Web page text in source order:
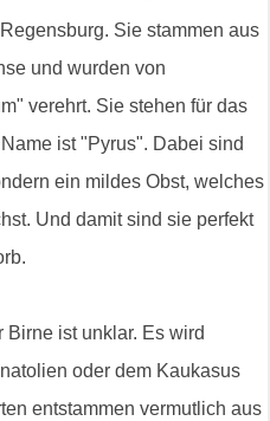
Sie stammen aus
und wurden von
verehrt. Sie stehen für das
ist "Pyrus". Dabei sind
ein mildes Obst, welches
Und damit sind sie perfekt
ist unklar. Es wird
oder dem Kaukasus
entstammen vermutlich aus